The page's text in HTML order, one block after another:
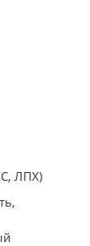
ЛПХ)